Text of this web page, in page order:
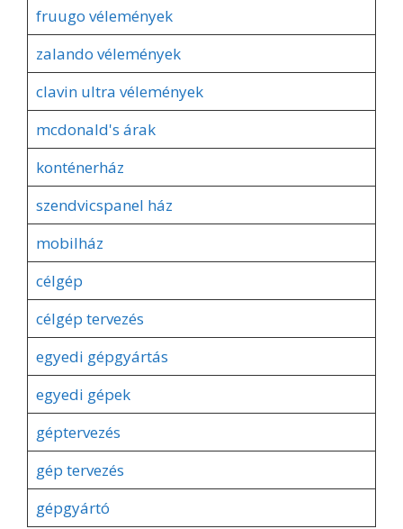
fruugo vélemények
zalando vélemények
clavin ultra vélemények
mcdonald's árak
konténerház
szendvicspanel ház
mobilház
célgép
célgép tervezés
egyedi gépgyártás
egyedi gépek
géptervezés
gép tervezés
gépgyártó